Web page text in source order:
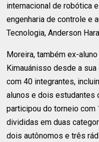
internacional de robótica
engenharia de controle e
Tecnologia, Anderson
Moreira, também ex-
Kimauánisso desde a
com 40 integrantes,
alunos e dois estudantes
participou do torneio com
divididas em duas
dois autônomos e três